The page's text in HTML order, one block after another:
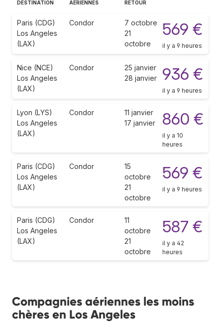
DESTINATION AÉRIENNES RETOUR
Paris (CDG)
Los Angeles
(LAX)
Condor
7 octobre
21
octobre
569 €
il y a 9 heures
Nice (NCE)
Los Angeles
(LAX)
Condor
25 janvier
28 janvier
936 €
il y a 9 heures
Lyon (LYS)
Los Angeles
(LAX)
Condor
11 janvier
17 janvier
860 €
il y a 10
heures
Paris (CDG)
Los Angeles
(LAX)
Condor
15
octobre
21
octobre
569 €
il y a 9 heures
Paris (CDG)
Los Angeles
(LAX)
Condor
11
octobre
21
octobre
587 €
il y a 42
heures
Compagnies aériennes les moins
chères en Los Angeles